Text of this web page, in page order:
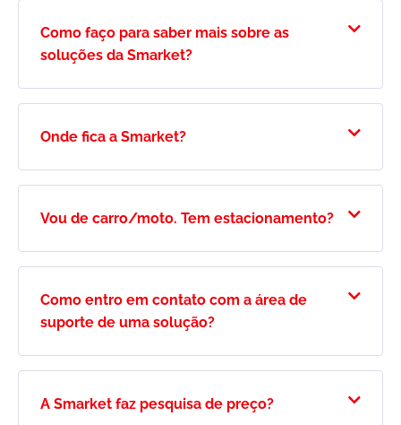
Como faço para saber mais sobre as
soluções da Smarket?
Onde fica a Smarket?
Vou de carro/moto. Tem estacionamento?
Como entro em contato com a área de
suporte de uma solução?
A Smarket faz pesquisa de preço?